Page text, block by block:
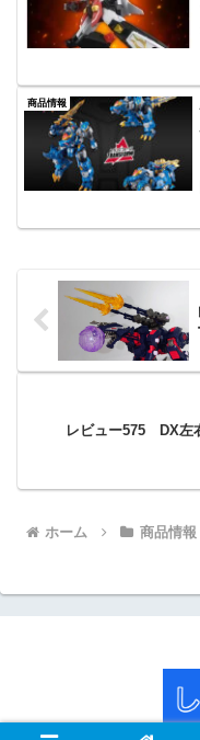
商品情報
レビュー575 DX
ホーム 商品情報